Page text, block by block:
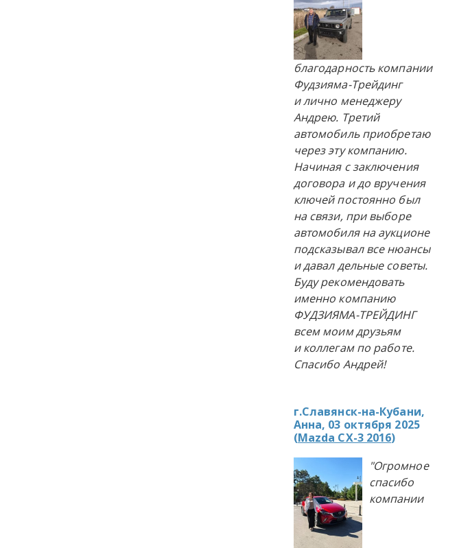
благодарность компании
Фудзияма-Трейдинг
и лично менеджеру
Андрею. Третий
автомобиль приобретаю
через эту компанию.
Начиная с заключения
договора и до вручения
ключей постоянно был
на связи, при выборе
автомобиля на аукционе
подсказывал все нюансы
и давал дельные советы.
Буду рекомендовать
именно компанию
ФУДЗИЯМА-ТРЕЙДИНГ
всем моим друзьям
и коллегам по работе.
Спасибо Андрей!
г.Славянск-на-Кубани,
Анна, 03 октября 2025
(Mazda CX-3 2016)
"Огромное
спасибо
компании